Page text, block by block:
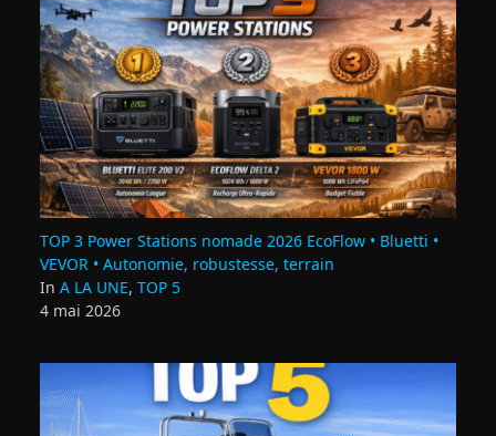
TOP 3 Power Stations nomade 2026 EcoFlow • Bluetti •
VEVOR • Autonomie, robustesse, terrain
In A LA UNE, TOP 5
4 mai 2026